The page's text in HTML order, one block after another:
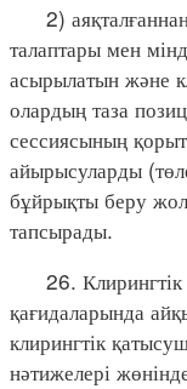
2) аяқталғаннан
талаптары мен
асырылатын және
олардың таза
сессиясының
айырысуларды
бұйрықты беру
тапсырады.
26. Клирингтік
қағидаларында
клирингтік
нәтижелері